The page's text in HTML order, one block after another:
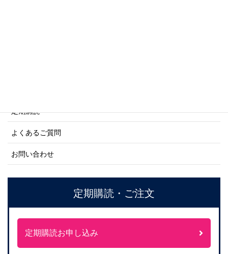
定期購読
よくあるご質問
お問い合わせ
定期購読・ご注文
定期購読お申し込み